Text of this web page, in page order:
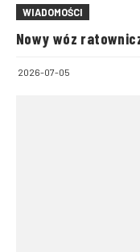
WIADOMOŚCI
Nowy wóz
2026-07-05